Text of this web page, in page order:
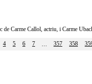
de Carme Callol, actriu, i Carme
4 5 6 7 … 357 358